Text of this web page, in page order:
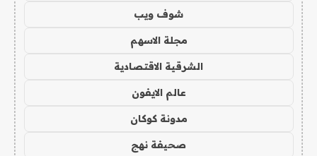
شوف ويب
مجلة الاسهم
الشرقية الاقتصادية
عالم الايفون
مدونة كوكان
صحيفة نهج